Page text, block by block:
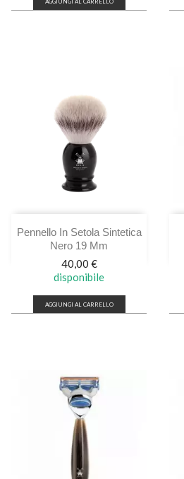
AGGIUNGI AL CARRELLO
Pennello In Setola Sintetica
Nero 19 Mm
Prezzo
40,00 €
disponibile
AGGIUNGI AL CARRELLO